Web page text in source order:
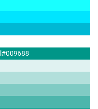
#009688